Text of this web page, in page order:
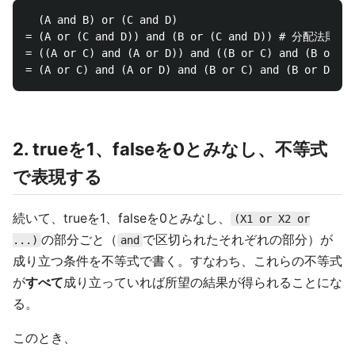
  (A and B) or (C and D)
= (A or (C and D)) and (B or (C and D)) # 分配法則
= ((A or C) and (A or D)) and ((B or C) and (B or
2. trueを1、falseを0とみなし、不等式
で表現する
続いて、trueを1、falseを0とみなし、
(X1 or X2 or
...) の部分ごと（ and で区切られたそれぞれの部分）が
成り立つ条件を不等式で書く。すなわち、これらの不等式
がすべて成り立っていれば所望の結果が得られることにな
る。
このとき、